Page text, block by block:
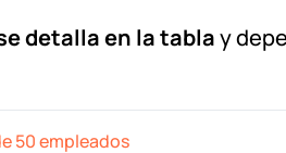
detalla en la tablay
50 empleados